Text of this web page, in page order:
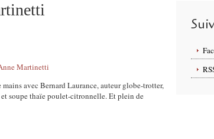
avec Bernard Laurance, auteur globe-trotter,
soupe thaïe poulet-citronnelle. Et plein de